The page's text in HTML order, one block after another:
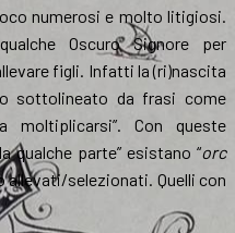
numerosi e molto litigiosi.
Oscuro Signore per
figli. Infatti la (ri)nascita
sottolineato da frasi come
moltiplicarsi”. Con queste
qualche parte” esistano “orc
allevati/selezionati. Quelli con